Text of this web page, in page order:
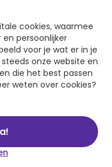
cookies, waarmee
persoonlijker
voor je wat er in je
onze website en
die het best passen
weten over cookies?